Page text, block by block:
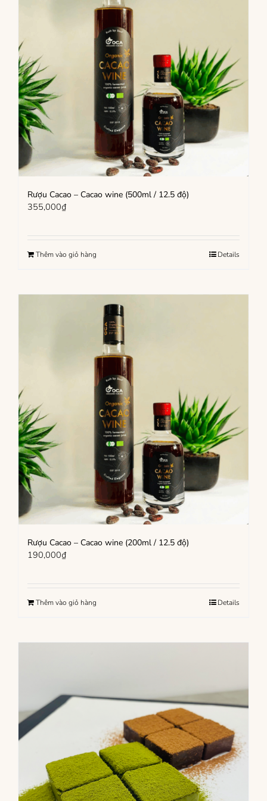
Rượu Cacao – Cacao wine (500ml / 12.5 độ)
355,000₫
Thêm vào giỏ hàng Details
Rượu Cacao – Cacao wine (200ml / 12.5 độ)
190,000₫
Thêm vào giỏ hàng Details